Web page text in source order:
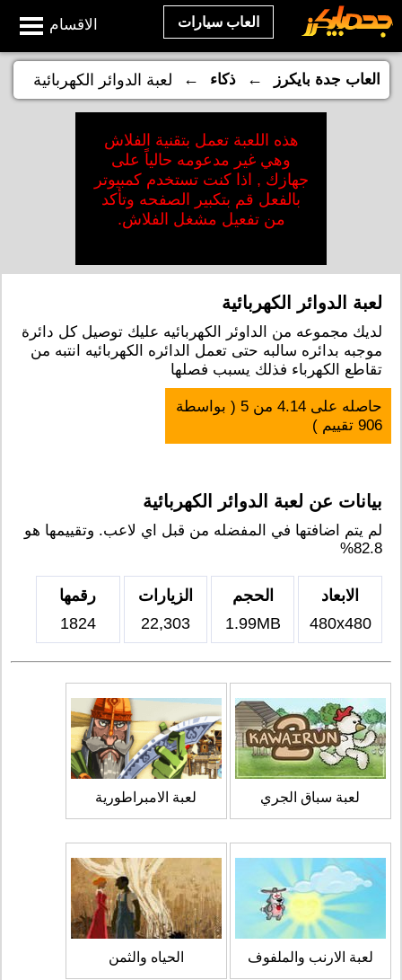
الاقسام العاب سيارات
العاب جدة بايكرز ← ذكاء ← لعبة الدوائر الكهربائية
هذه اللعبة تعمل بتقنية الفلاش
وهي غير مدعومه حالياً على
جهازك , اذا كنت تستخدم كمبيوتر
بالفعل قم بتكبير الصفحه وتأكد
من تفعيل مشغل الفلاش.
لعبة الدوائر الكهربائية
لديك مجموعه من الداوئر الكهربائيه عليك توصيل كل دائرة
موجبه بدائره سالبه حتى تعمل الدائره الكهربائيه انتبه من
تقاطع الكهرباء فذلك يسبب فصلها
حاصله على4.14 من5 ( بواسطة
906 تقييم )
بيانات عن لعبة الدوائر الكهربائية
لم يتم اضافتها في المفضله من قبل اي لاعب. وتقييمها هو
82.8%
الابعاد
480x480
الحجم
1.99MB
الزيارات
22,303
رقمها
1824
لعبة سباق الجري لعبة الامبراطورية
لعبة الارنب والملفوف الحياه والثمن